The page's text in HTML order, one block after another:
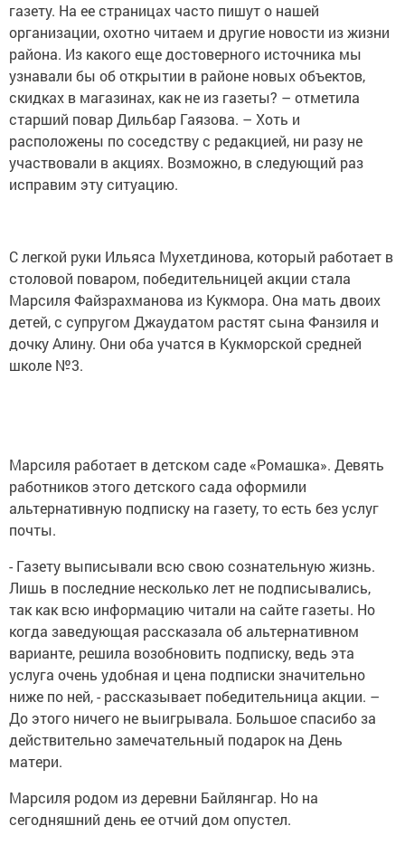
газету. На ее страницах часто пишут о нашей
организации, охотно читаем и другие новости из жизни
района. Из какого еще достоверного источника мы
узнавали бы об открытии в районе новых объектов,
скидках в магазинах, как не из газеты? – отметила
старший повар Дильбар Гаязова. – Хоть и
расположены по соседству с редакцией, ни разу не
участвовали в акциях. Возможно, в следующий раз
исправим эту ситуацию.
С легкой руки Ильяса Мухетдинова, который работает в
столовой поваром, победительницей акции стала
Марсиля Файзрахманова из Кукмора. Она мать двоих
детей, с супругом Джаудатом растят сына Фанзиля и
дочку Алину. Они оба учатся в Кукморской средней
школе №3.
Марсиля работает в детском саде «Ромашка». Девять
работников этого детского сада оформили
альтернативную подписку на газету, то есть без услуг
почты.
- Газету выписывали всю свою сознательную жизнь.
Лишь в последние несколько лет не подписывались,
так как всю информацию читали на сайте газеты. Но
когда заведующая рассказала об альтернативном
варианте, решила возобновить подписку, ведь эта
услуга очень удобная и цена подписки значительно
ниже по ней, - рассказывает победительница акции. –
До этого ничего не выигрывала. Большое спасибо за
действительно замечательный подарок на День
матери.
Марсиля родом из деревни Байлянгар. Но на
сегодняшний день ее отчий дом опустел.